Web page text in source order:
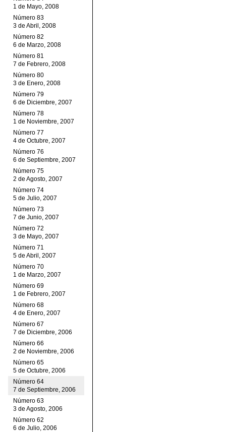
1 de Mayo, 2008
Número 83
3 de Abril, 2008
Número 82
6 de Marzo, 2008
Número 81
7 de Febrero, 2008
Número 80
3 de Enero, 2008
Número 79
6 de Diciembre, 2007
Número 78
1 de Noviembre, 2007
Número 77
4 de Octubre, 2007
Número 76
6 de Septiembre, 2007
Número 75
2 de Agosto, 2007
Número 74
5 de Julio, 2007
Número 73
7 de Junio, 2007
Número 72
3 de Mayo, 2007
Número 71
5 de Abril, 2007
Número 70
1 de Marzo, 2007
Número 69
1 de Febrero, 2007
Número 68
4 de Enero, 2007
Número 67
7 de Diciembre, 2006
Número 66
2 de Noviembre, 2006
Número 65
5 de Octubre, 2006
Número 64
7 de Septiembre, 2006
Número 63
3 de Agosto, 2006
Número 62
6 de Julio, 2006